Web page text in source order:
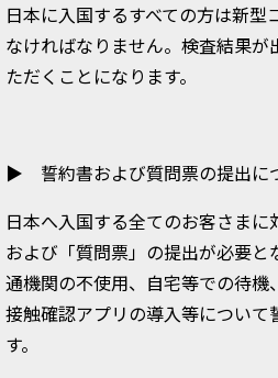
日本に入国するすべての方は新型
なければなりません。検査結果が
ただくことになります。
▶ 誓約書および質問票の提出に
日本へ入国する全てのお客さまに
および「質問票」の提出が必要と
通機関の不使用、自宅等での待機
接触確認アプリの導入等について
す。